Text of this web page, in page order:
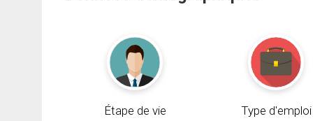
Étape de vie Type d'emploi